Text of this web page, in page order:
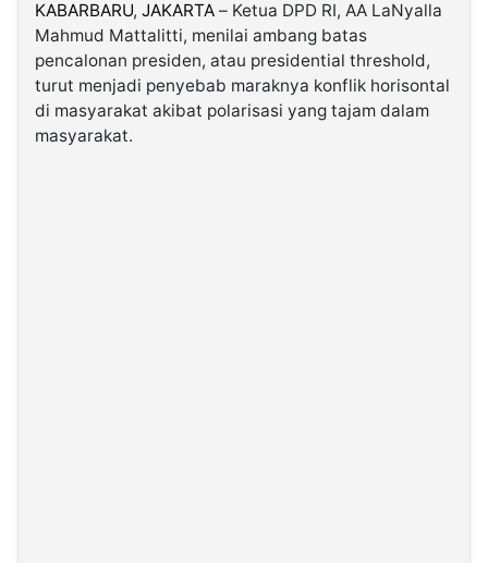
Kabarbaru.co
2026
KABARBARU, JAKARTA – Ketua DPD RI, AA LaNyalla
Mahmud Mattalitti, menilai ambang batas
pencalonan presiden, atau presidential threshold,
turut menjadi penyebab maraknya konflik horisontal
di masyarakat akibat polarisasi yang tajam dalam
masyarakat.